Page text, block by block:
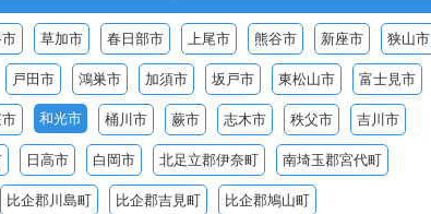
市 草加市 春日部市 上尾市 熊谷市 新座市 狭山市
戸田市 鴻巣市 加須市 坂戸市 東松山市 富士見市
和光市 桶川市 蕨市 志木市 秩父市 吉川市
日高市 白岡市 北足立郡伊奈町 南埼玉郡宮代町
比企郡川島町 比企郡吉見町 比企郡鳩山町